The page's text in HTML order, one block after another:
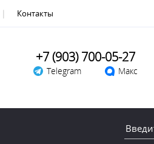
Контакты
+7 (903) 700-05-27
Telegram Макс